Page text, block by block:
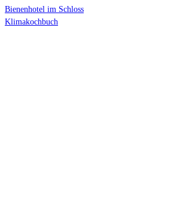
Bienenhotel im Schloss
Klimakochbuch